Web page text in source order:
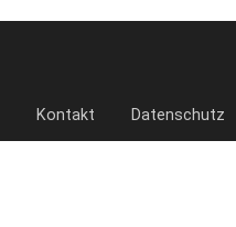
Kontakt Datenschutz